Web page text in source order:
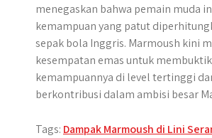
menegaskan bahwa pemain muda
kemampuan yang patut
sepak bola Inggris. Marmoush kini
kesempatan emas untuk
kemampuannya di level tertinggi
berkontribusi dalam ambisi besar
Tags: Dampak Marmoush di Lini